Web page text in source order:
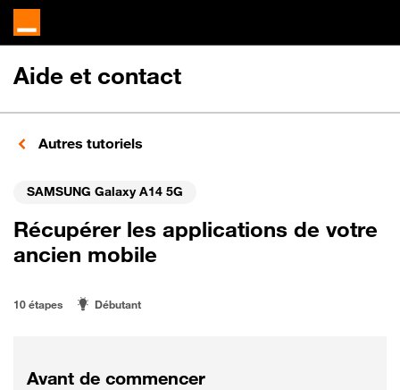
Aide et contact
Autres tutoriels
SAMSUNG Galaxy A14 5G
Récupérer les applications de votre
ancien mobile
10 étapes Débutant
Avant de commencer